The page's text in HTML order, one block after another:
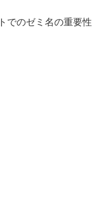
でのゼミ名の重要性